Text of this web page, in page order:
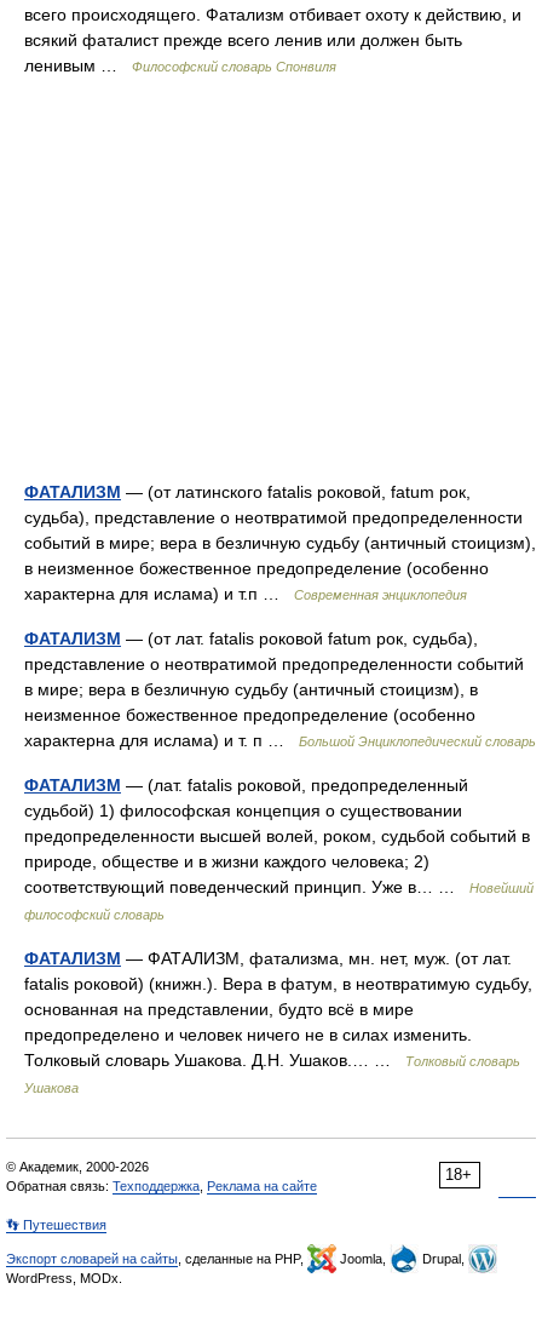
всего происходящего. Фатализм отбивает охоту к действию, и
всякий фаталист прежде всего ленив или должен быть
ленивым …
Философский словарь Спонвиля
ФАТАЛИЗМ — (от латинского fatalis роковой, fatum рок,
судьба), представление о неотвратимой предопределенности
событий в мире; вера в безличную судьбу (античный стоицизм),
в неизменное божественное предопределение (особенно
характерна для ислама) и т.п …
Современная энциклопедия
ФАТАЛИЗМ — (от лат. fatalis роковой fatum рок, судьба),
представление о неотвратимой предопределенности событий
в мире; вера в безличную судьбу (античный стоицизм), в
неизменное божественное предопределение (особенно
характерна для ислама) и т. п …
Большой Энциклопедический словарь
ФАТАЛИЗМ — (лат. fatalis роковой, предопределенный
судьбой) 1) философская концепция о существовании
предопределенности высшей волей, роком, судьбой событий в
природе, обществе и в жизни каждого человека; 2)
соответствующий поведенческий принцип. Уже в… …
Новейший
философский словарь
ФАТАЛИЗМ — ФАТАЛИЗМ, фатализма, мн. нет, муж. (от лат.
fatalis роковой) (книжн.). Вера в фатум, в неотвратимую судьбу,
основанная на представлении, будто всё в мире
предопределено и человек ничего не в силах изменить.
Толковый словарь Ушакова. Д.Н. Ушаков.… …
Толковый словарь
Ушакова
18+
© Академик, 2000-2026
Обратная связь: Техподдержка Реклама на сайте
👣 Путешествия
Экспорт словарей на сайты , сделанные на PHP, Joomla,
Drupal,
WordPress, MODx.